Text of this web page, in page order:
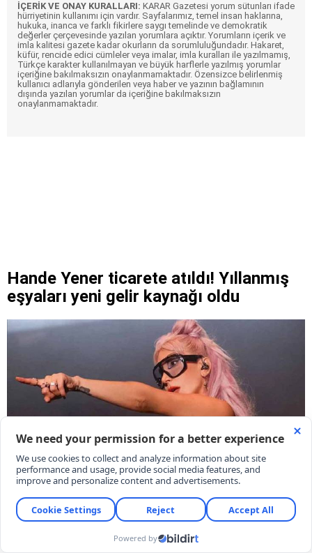
İÇERİK VE ONAY KURALLARI: KARAR Gazetesi yorum sütunları ifade
hürriyetinin kullanımı için vardır. Sayfalarımız, temel insan haklarına,
hukuka, inanca ve farklı fikirlere saygı temelinde ve demokratik
değerler çerçevesinde yazılan yorumlara açıktır. Yorumların içerik ve
imla kalitesi gazete kadar okurların da sorumluluğundadır. Hakaret,
küfür, rencide edici cümleler veya imalar, imla kuralları ile yazılmamış,
Türkçe karakter kullanılmayan ve büyük harflerle yazılmış yorumlar
içeriğine bakılmaksızın onaylanmamaktadır. Özensizce belirlenmiş
kullanıcı adlarıyla gönderilen veya haber ve yazının bağlamının
dışında yazılan yorumlar da içeriğine bakılmaksızın
onaylanmamaktadır.
Hande Yener ticarete atıldı! Yıllanmış
eşyaları yeni gelir kaynağı oldu
Şarkıcı Hande Yener kariyerinde yeni bir adım atarak
ticarete atıldı. Bu girişimle birlikte şarkıcının
yıllanmış eşyaları yeni gelir kaynağı oldu.